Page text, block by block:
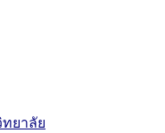
ยาลัย